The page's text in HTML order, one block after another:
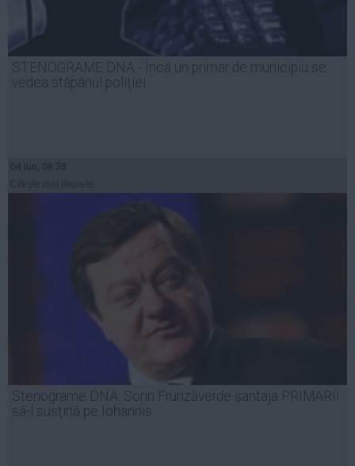
STENOGRAME DNA - Încă un primar de municipiu se
vedea stăpânul poliţiei
04 iun, 08:38
Stenograme DNA: Sorin Frunzăverde şantaja PRIMARII
să-l susţină pe Iohannis